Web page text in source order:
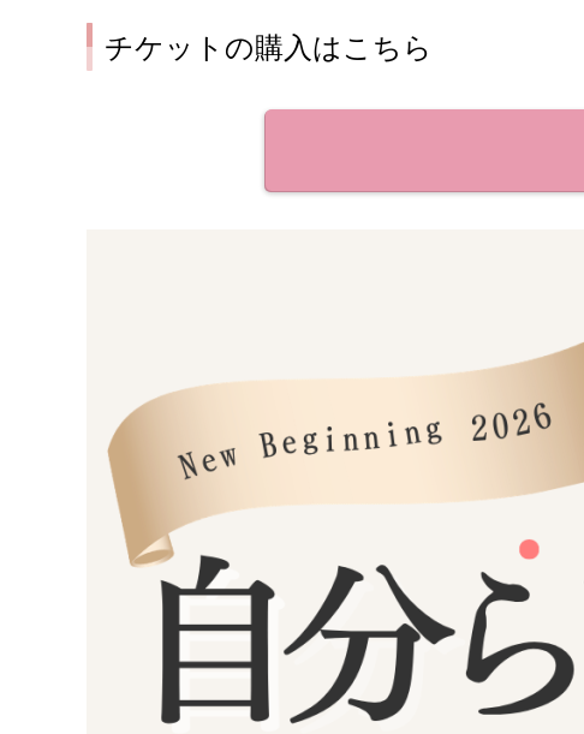
チケットの購入はこちら